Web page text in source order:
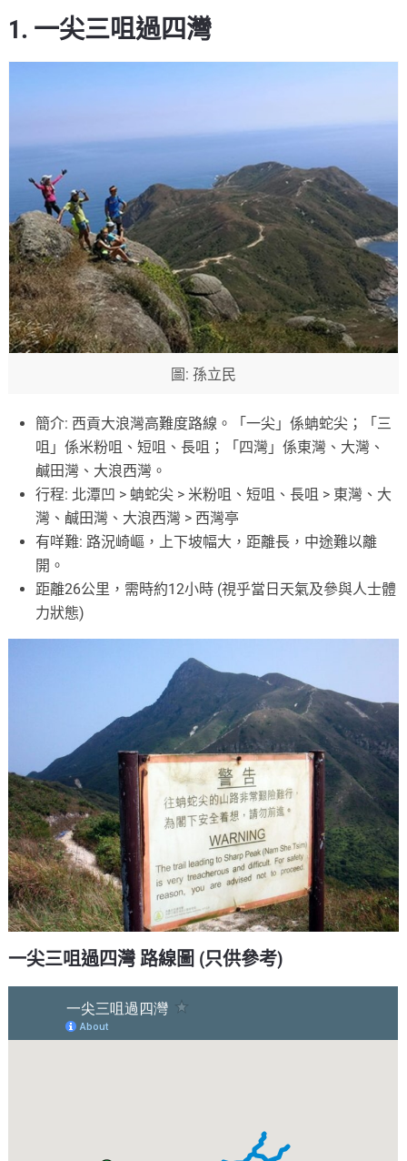
1. 一尖三咀過四灣
圖: 孫立民
簡介: 西貢大浪灣高難度路線。「一尖」係蚺蛇尖；「三
咀」係米粉咀、短咀、長咀；「四灣」係東灣、大灣、
鹹田灣、大浪西灣。
行程: 北潭凹 > 蚺蛇尖 > 米粉咀、短咀、長咀 > 東灣、大
灣、鹹田灣、大浪西灣 > 西灣亭
有咩難: 路況崎嶇，上下坡幅大，距離長，中途難以離
開。
距離26公里，需時約12小時 (視乎當日天氣及參與人士體
力狀態)
一尖三咀過四灣 路線圖 (只供參考)